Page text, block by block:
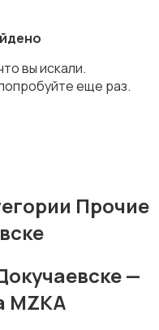
вы искали.
еще раз.
Прочие
—
MZKA